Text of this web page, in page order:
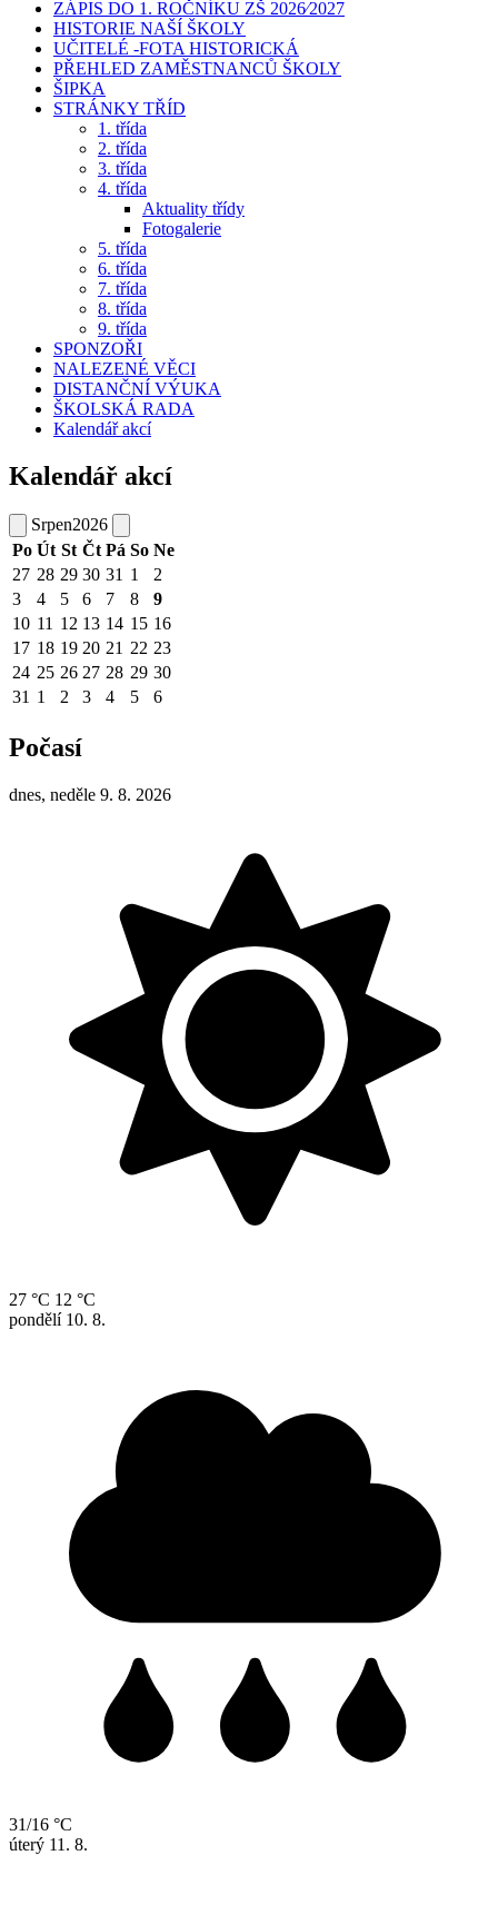
ZÁPIS DO 1. ROČNÍKU ZŠ 2026⁄2027
HISTORIE NAŠÍ ŠKOLY
UČITELÉ -FOTA HISTORICKÁ
PŘEHLED ZAMĚSTNANCŮ ŠKOLY
ŠIPKA
STRÁNKY TŘÍD
1. třída
2. třída
3. třída
4. třída
Aktuality třídy
Fotogalerie
5. třída
6. třída
7. třída
8. třída
9. třída
SPONZOŘI
NALEZENÉ VĚCI
DISTANČNÍ VÝUKA
ŠKOLSKÁ RADA
Kalendář akcí
Kalendář akcí
Srpen2026
Po Út St Čt Pá So Ne
27 28 29 30 31 1
2
3
4 5 6 7 8
9
10 11 12 13 14 15 16
17 18 19 20 21 22 23
24 25 26 27 28 29 30
31 1 2 3 4 5 6
Počasí
dnes, neděle 9. 8. 2026
27 °C 12 °C
pondělí 10. 8.
31/16 °C
úterý 11. 8.